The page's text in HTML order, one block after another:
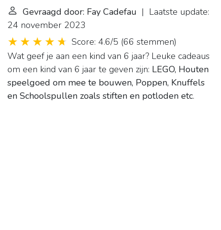
Gevraagd door: Fay Cadefau | Laatste update:
24 november 2023
Score: 4.6/5 (66 stemmen)
Wat geef je aan een kind van 6 jaar? Leuke cadeaus
om een kind van 6 jaar te geven zijn: LEGO, Houten
speelgoed om mee te bouwen, Poppen, Knuffels
en Schoolspullen zoals stiften en potloden etc.